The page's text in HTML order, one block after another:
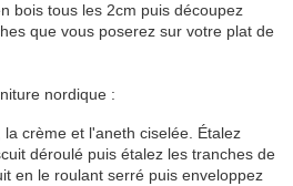
bois tous les 2cm puis découpez
que vous poserez sur votre plat de
nordique :
crème et l'aneth ciselée. Étalez
déroulé puis étalez les tranches de
en le roulant serré puis enveloppez